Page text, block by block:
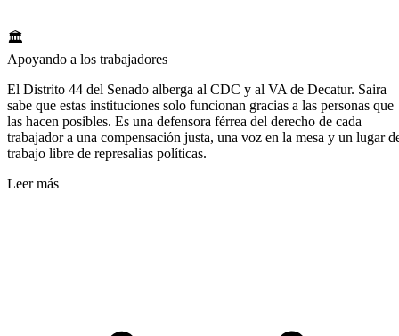
🏛️
Apoyando a los trabajadores
El Distrito 44 del Senado alberga al CDC y al VA de Decatur. Saira
sabe que estas instituciones solo funcionan gracias a las personas que
las hacen posibles. Es una defensora férrea del derecho de cada
trabajador a una compensación justa, una voz en la mesa y un lugar
trabajo libre de represalias políticas.
Leer más